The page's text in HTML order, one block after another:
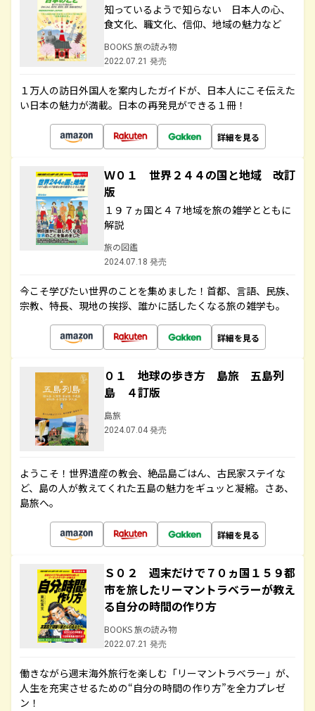
知っているようで知らない 日本人の心、
食文化、職文化、信仰、地域の魅力など
BOOKS 旅の読み物
2022.07.21 発売
１万人の訪日外国人を案内したガイドが、日本人にこそ伝えた
い日本の魅力が満載。日本の再発見ができる１冊！
詳細を見る
Ｗ０１ 世界２４４の国と地域 改訂
版
１９７ヵ国と４７地域を旅の雑学とともに
解説
旅の図鑑
2024.07.18 発売
今こそ学びたい世界のことを集めました！首都、言語、民族、
宗教、特長、現地の挨拶、誰かに話したくなる旅の雑学も。
詳細を見る
０１ 地球の歩き方 島旅 五島列
島 ４訂版
島旅
2024.07.04 発売
ようこそ！世界遺産の教会、絶品島ごはん、古民家ステイな
ど、島の人が教えてくれた五島の魅力をギュッと凝縮。さあ、
島旅へ。
詳細を見る
Ｓ０２ 週末だけで７０ヵ国１５９都
市を旅したリーマントラベラーが教え
る自分の時間の作り方
BOOKS 旅の読み物
2022.07.21 発売
働きながら週末海外旅行を楽しむ「リーマントラベラー」が、
人生を充実させるための“自分の時間の作り方”を全力プレゼ
ン！